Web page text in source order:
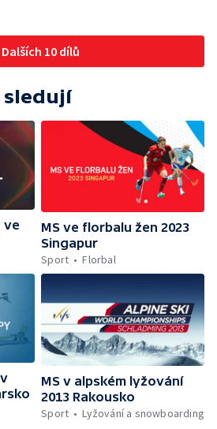
Dalších 10 dílů
sledují
ve
MS ve florbalu žen 2023
Singapur
Sport
Florbal
MS v alpském lyžování
2013 Rakousko
Sport
Lyžování a snowboarding